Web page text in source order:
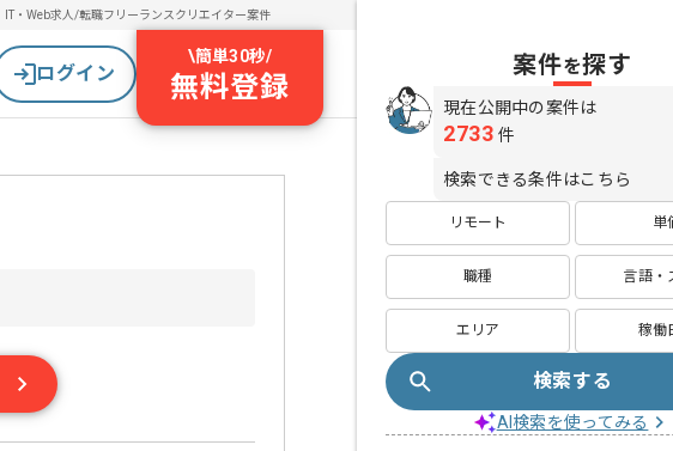
IT・Web求人/転職フリーランスクリエイター案件
ログイン
\簡単30秒/
無料登録
案件を探す
現在公開中の案件は
2733 件
検索できる条件はこちら
リモート 単
職種 言語・
エリア 稼働
検索する
AI検索を使ってみる